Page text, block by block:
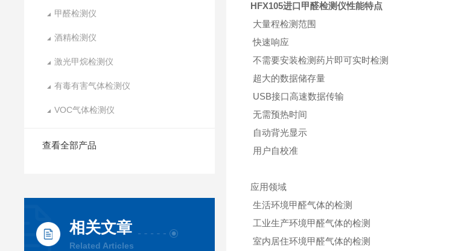
甲醛检测仪
酒精检测仪
激光甲烷检测仪
有毒有害气体检测仪
VOC气体检测仪
查看全部产品
相关文章
Related Articles
HFX105进口甲醛检测仪性能特点
大量程检测范围
快速响应
不需要安装检测药片即可实时检测
超大的数据储存量
USB接口高速数据传输
无需预热时间
自动背光显示
用户自校准
应用领域
生活环境甲醛气体的检测
工业生产环境甲醛气体的检测
室内居住环境甲醛气体的检测